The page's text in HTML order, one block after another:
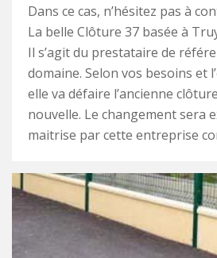
Dans ce cas, n’hésitez pas à
La belle Clôture 37 basée à
Il s’agit du prestataire de
domaine. Selon vos besoins et
elle va défaire l’ancienne
nouvelle. Le changement sera
maitrise par cette entreprise